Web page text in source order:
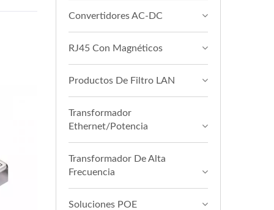
Convertidores AC-DC
RJ45 Con Magnéticos
Productos De Filtro LAN
Transformador
Ethernet/Potencia
Transformador De Alta
Frecuencia
Soluciones POE